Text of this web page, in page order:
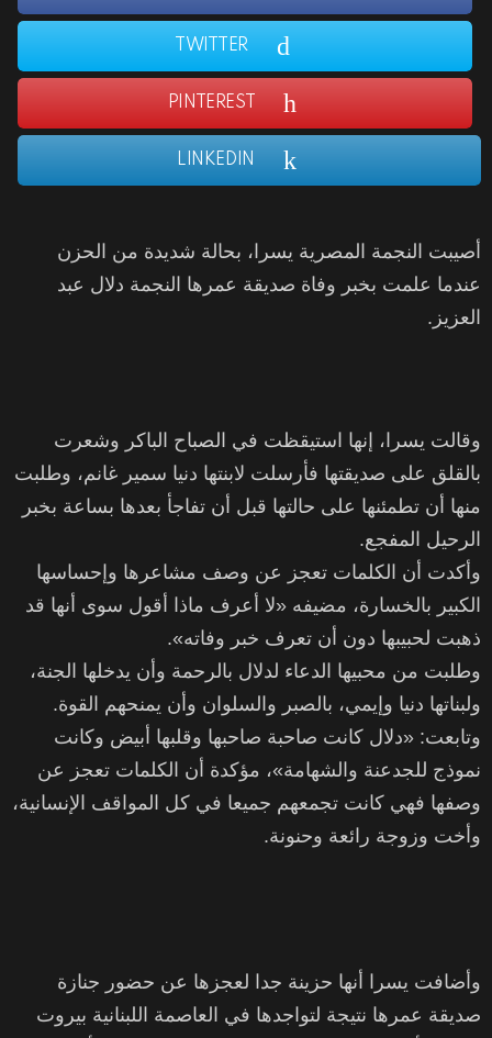
TWITTER
PINTEREST
LINKEDIN
أصيبت النجمة المصرية يسرا، بحالة شديدة من الحزن
عندما علمت بخبر وفاة صديقة عمرها النجمة دلال عبد
العزيز.
وقالت يسرا، إنها استيقظت في الصباح الباكر وشعرت
بالقلق على صديقتها فأرسلت لابنتها دنيا سمير غانم، وطلبت
منها أن تطمئنها على حالتها قبل أن تفاجأ بعدها بساعة بخبر
الرحيل المفجع.
وأكدت أن الكلمات تعجز عن وصف مشاعرها وإحساسها
الكبير بالخسارة، مضيفه «لا أعرف ماذا أقول سوى أنها قد
ذهبت لحبيبها دون أن تعرف خبر وفاته».
وطلبت من محبيها الدعاء لدلال بالرحمة وأن يدخلها الجنة،
ولبناتها دنيا وإيمي، بالصبر والسلوان وأن يمنحهم القوة.
وتابعت: «دلال كانت صاحبة صاحبها وقلبها أبيض وكانت
نموذج للجدعنة والشهامة»، مؤكدة أن الكلمات تعجز عن
وصفها فهي كانت تجمعهم جميعا في كل المواقف الإنسانية،
وأخت وزوجة رائعة وحنونة.
وأضافت يسرا أنها حزينة جدا لعجزها عن حضور جنازة
صديقة عمرها نتيجة لتواجدها في العاصمة اللبنانية بيروت